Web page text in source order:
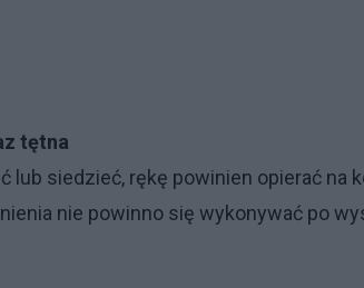
tętna
siedzieć, rękę powinien opierać na
nie powinno się wykonywać po